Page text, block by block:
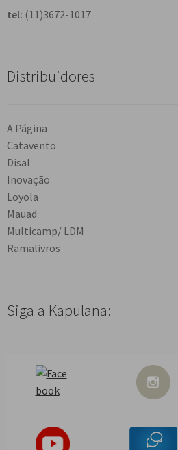
tel: (11)3672-1017
Distribuidores
A Página
Catavento
Disal
Inovação
Loyola
Mauad
Multicamp/ LDM
Ramalivros
Siga a Kapulana: